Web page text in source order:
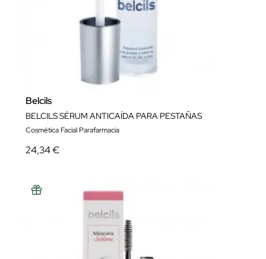
Belcils
BELCILS SÉRUM ANTICAÍDA PARA PESTAÑAS
Cosmética Facial Parafarmacia
24,34 €